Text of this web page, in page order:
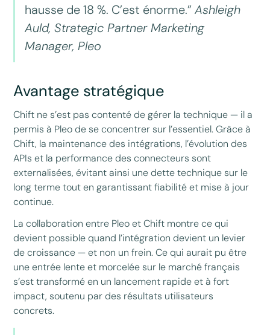
hausse de 18 %. C’est énorme.”Ashleigh
Auld, Strategic Partner Marketing
Manager, Pleo
Avantage stratégique
Chift ne s’est pas contenté de gérer la technique — il a
permis à Pleo de se concentrer sur l’essentiel. Grâce à
Chift, la maintenance des intégrations, l’évolution des
APIs et la performance des connecteurs sont
externalisées, évitant ainsi une dette technique sur le
long terme tout en garantissant fiabilité et mise à jour
continue.
La collaboration entre Pleo et Chift montre ce qui
devient possible quand l’intégration devient un levier
de croissance — et non un frein. Ce qui aurait pu être
une entrée lente et morcelée sur le marché français
s’est transformé en un lancement rapide et à fort
impact, soutenu par des résultats utilisateurs
concrets.